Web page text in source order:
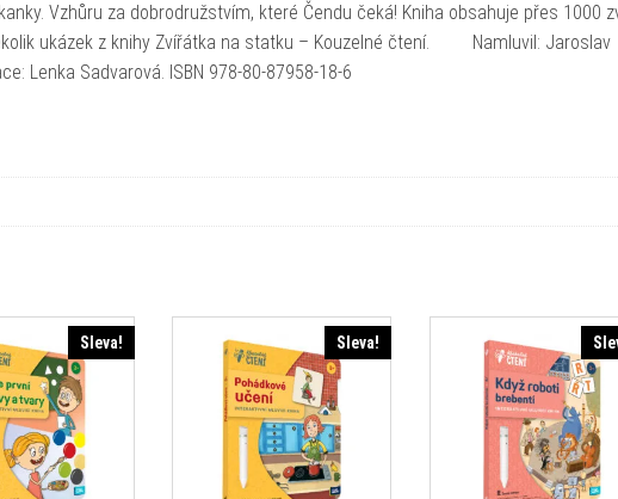
Vzhůru za dobrodružstvím, které Čendu čeká! Kniha obsahuje přes 1000
ukázek z knihy Zvířátka na statku – Kouzelné čtení. Namluvil: Jaroslav
Lenka Sadvarová. ISBN 978-80-87958-18-6
Sleva! Sleva!